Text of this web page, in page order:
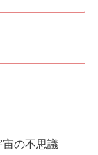
の不思議